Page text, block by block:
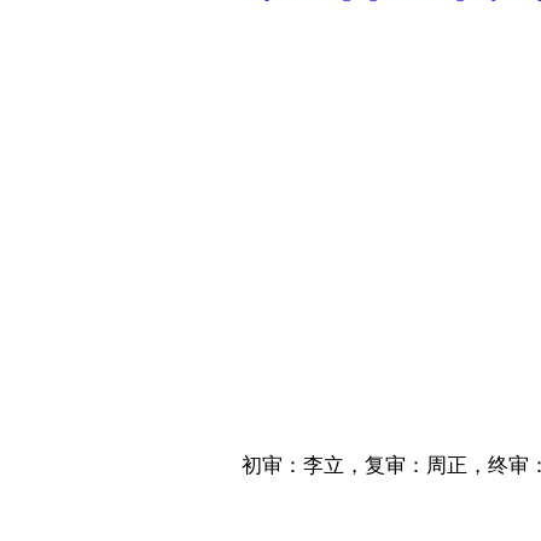
华南农
2025
初审：李立，复审：周正，终审